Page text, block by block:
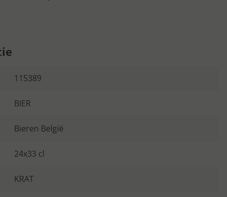
115389
BIER
Bieren België
24x33 cl
KRAT